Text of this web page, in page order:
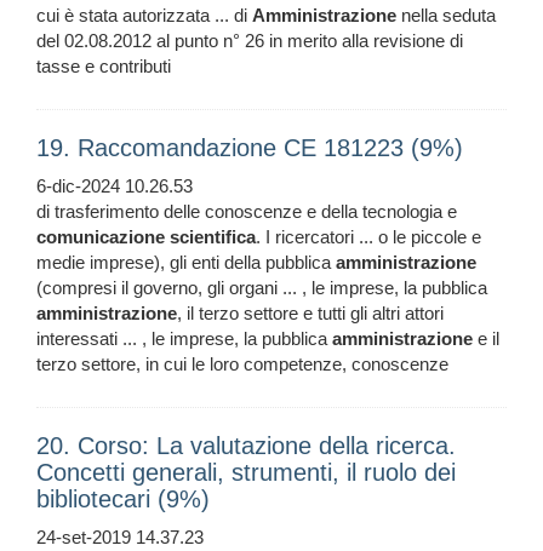
cui è stata autorizzata ... di Amministrazione nella seduta
del 02.08.2012 al punto n° 26 in merito alla revisione di
tasse e contributi
19. Raccomandazione CE 181223 (9%)
6-dic-2024 10.26.53
di trasferimento delle conoscenze e della tecnologia e
comunicazione scientifica. I ricercatori ... o le piccole e
medie imprese), gli enti della pubblicaamministrazione
(compresi il governo, gli organi ... , le imprese, la pubblica
amministrazione, il terzo settore e tutti gli altri attori
interessati ... , le imprese, la pubblicaamministrazione e il
terzo settore, in cui le loro competenze, conoscenze
20. Corso: La valutazione della ricerca.
Concetti generali, strumenti, il ruolo dei
bibliotecari (9%)
24-set-2019 14.37.23